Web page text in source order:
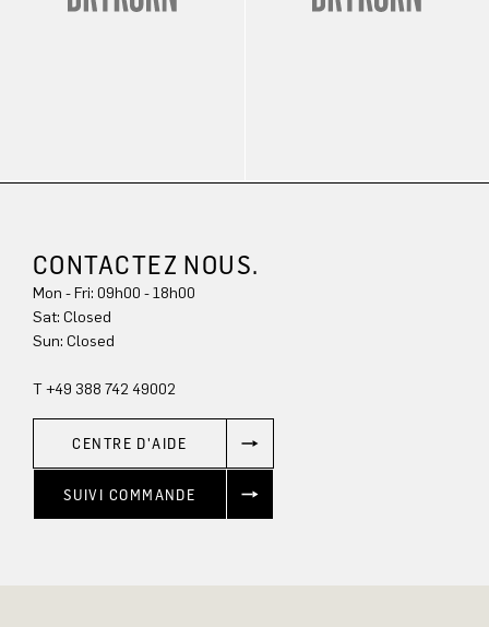
CONTACTEZ NOUS.
Mon - Fri: 09h00 - 18h00
Sun: Closed
T +49 388 742 49002
CENTRE D'AIDE
SUIVI COMMANDE